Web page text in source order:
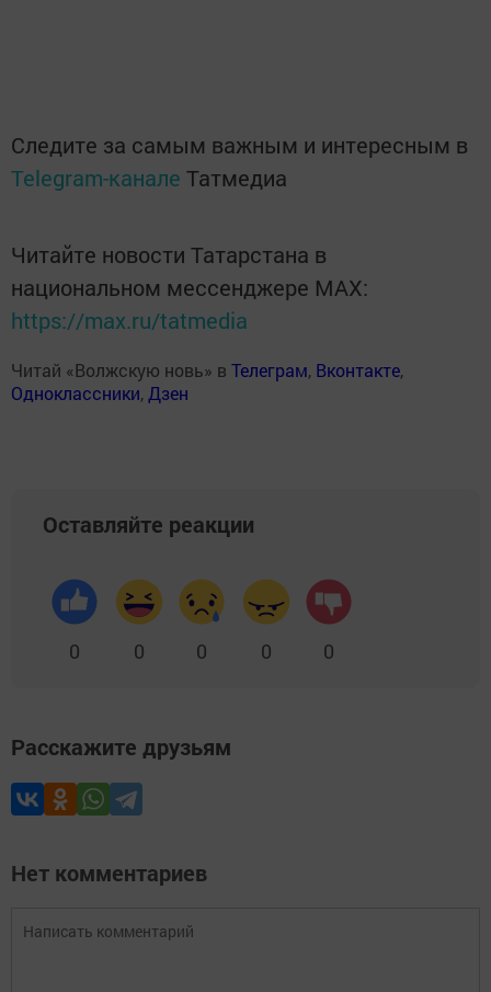
Следите за самым важным и интересным в
Telegram-канале Татмедиа
Читайте новости Татарстана в
национальном мессенджере MАХ:
https://max.ru/tatmedia
Читай «Волжскую новь» в Телеграм, Вконтакте,
Одноклассники, Дзен
Оставляйте реакции
0 0 0 0 0
Расскажите друзьям
Нет комментариев